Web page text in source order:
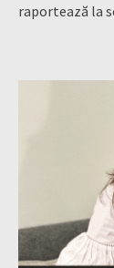
raportează la